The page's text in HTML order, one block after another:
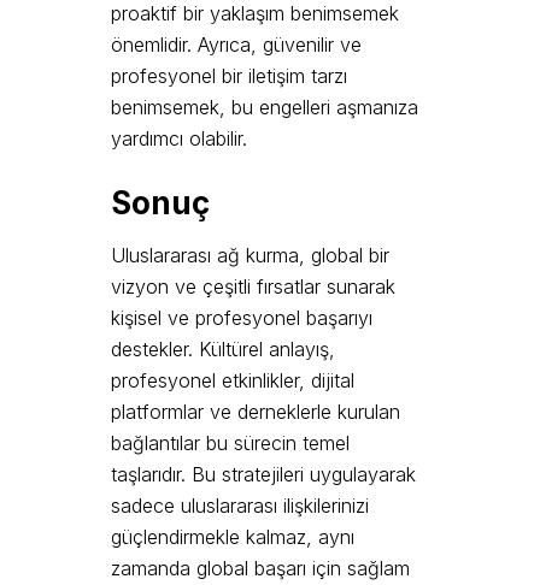
proaktif bir yaklaşım benimsemek
önemlidir. Ayrıca, güvenilir ve
profesyonel bir iletişim tarzı
benimsemek, bu engelleri aşmanıza
yardımcı olabilir.
Sonuç
Uluslararası ağ kurma, global bir
vizyon ve çeşitli fırsatlar sunarak
kişisel ve profesyonel başarıyı
destekler. Kültürel anlayış,
profesyonel etkinlikler, dijital
platformlar ve derneklerle kurulan
bağlantılar bu sürecin temel
taşlarıdır. Bu stratejileri uygulayarak
sadece uluslararası ilişkilerinizi
güçlendirmekle kalmaz, aynı
zamanda global başarı için sağlam